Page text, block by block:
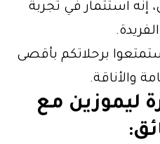
استثمار في تجربة
برحلاتكم بأقصى
والأناقة.
ليموزين مع